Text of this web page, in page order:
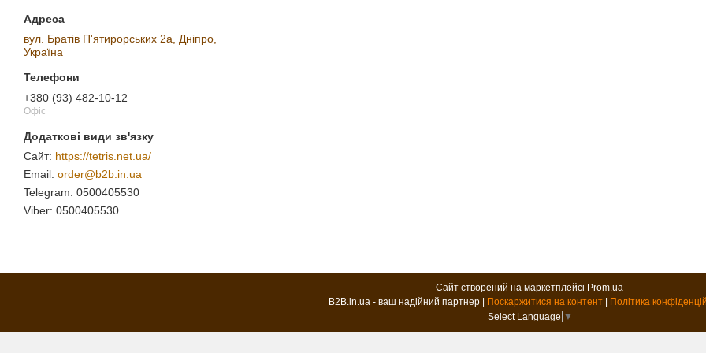
вул. Братів П'ятирорських 2а, Дніпро,
Україна
+380 (93) 482-10-12
Офіс
https://tetris.net.ua/
order@b2b.in.ua
0500405530
0500405530
Сайт створений на маркетплейсі Prom.ua
Поскаржитися на контент
Політика
Select Language ▼